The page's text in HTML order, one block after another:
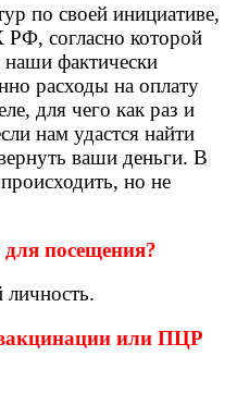
по своей инициативе,
РФ, согласно которой
фактически
расходы на оплату
для чего как раз и
нам удастся найти
ваши деньги. В
но не
посещения?
или ПЦР